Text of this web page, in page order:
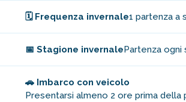
🗓️ Frequenza invernale1 partenza a
📅 Stagione invernale Partenza ogni
🚗 Imbarco con veicolo
Presentarsi almeno 2 ore prima della